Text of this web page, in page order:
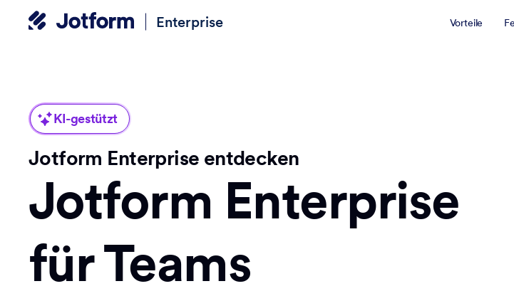
Enterprise Vorteile
KI-gestützt
Jotform Enterprise entdecken
Jotform Enterprise
für Teams